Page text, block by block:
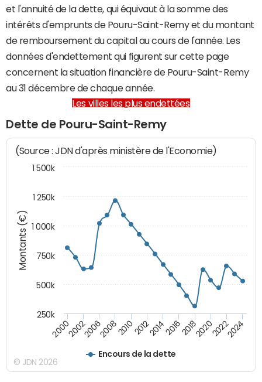
et l'annuité de la dette, qui équivaut à la somme des
intérêts d'emprunts de Pouru-Saint-Remy et du montant
de remboursement du capital au cours de l'année. Les
données d'endettement qui figurent sur cette page
concernent la situation financière de Pouru-Saint-Remy
au 31 décembre de chaque année.
Les villes les plus endettées
Dette de Pouru-Saint-Remy
Montants (€)
(Source : JDN d'après ministère de l'Economie)
Encours de la dette
200020022006200820102012201420162018202020222024
250k
500k
750k
1 000k
1 250k
1 500k
© JDN 2026